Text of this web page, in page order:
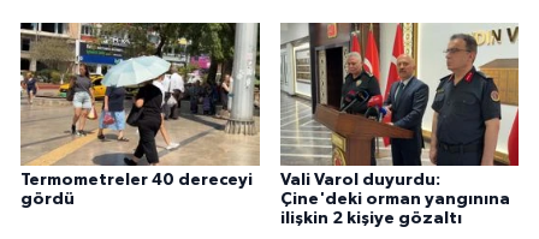
Termometreler 40 dereceyi
gördü
Vali Varol duyurdu:
Çine'deki orman yangınına
ilişkin 2 kişiye gözaltı